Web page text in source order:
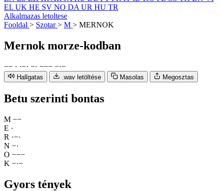
EL UK HE SV NO DA UR HU TR
Alkalmazas letoltese
Fooldal > Szotar> M > MERNOK
Mernok morze-kodban
−− · ·−· −· −−− −·−
Hallgatas .wav letöltése Masolas Megosztas
Betu szerinti bontas
M −−
E ·
R ·−·
N −·
O −−−
K −·−
Gyors tények